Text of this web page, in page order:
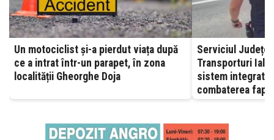
Un motociclist și-a pierdut viața după
ce a intrat într-un parapet, în zona
localității Gheorghe Doja
Serviciul
Transporturi Ialomița –
sistem integrat,
combaterea